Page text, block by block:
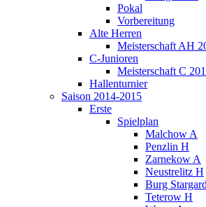
Pokal
Vorbereitung
Alte Herren
Meisterschaft AH
C-Junioren
Meisterschaft C
Hallenturnier
Saison 2014-2015
Erste
Spielplan
Malchow A
Penzlin H
Zarnekow A
Neustrelitz H
Burg
Teterow H